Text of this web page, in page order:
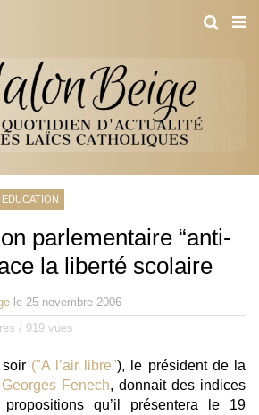
parlementaire “anti-
la liberté scolaire
le 25 novembre 2006
/ 919 vues
("A l’air libre"), le président de la
Georges Fenech, donnait des indices
qu’il présentera le 19